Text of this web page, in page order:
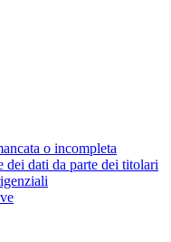
o incompleta
dei dati da parte dei titolari